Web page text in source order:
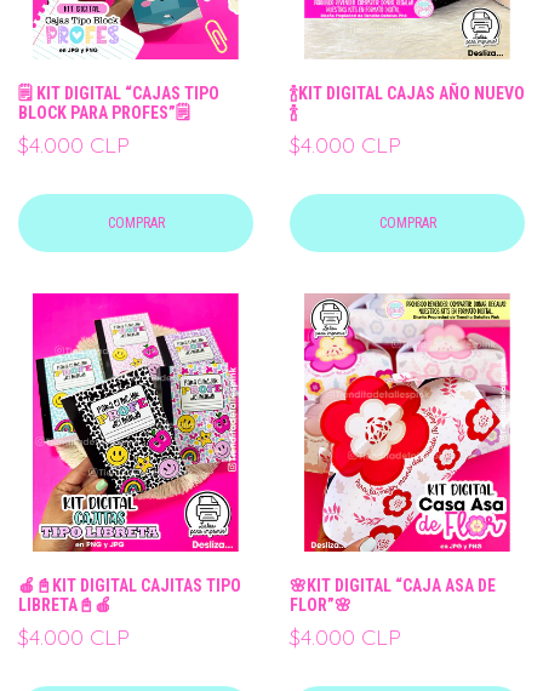
🗒️ KIT DIGITAL “CAJAS TIPO
BLOCK PARA PROFES”🗒️
$4.000 CLP
COMPRAR
🍾KIT DIGITAL CAJAS AÑO NUEVO
🍾
$4.000 CLP
COMPRAR
🍎📓KIT DIGITAL CAJITAS TIPO
LIBRETA📓🍎
$4.000 CLP
🌸KIT DIGITAL “CAJA ASA DE
FLOR”🌸
$4.000 CLP